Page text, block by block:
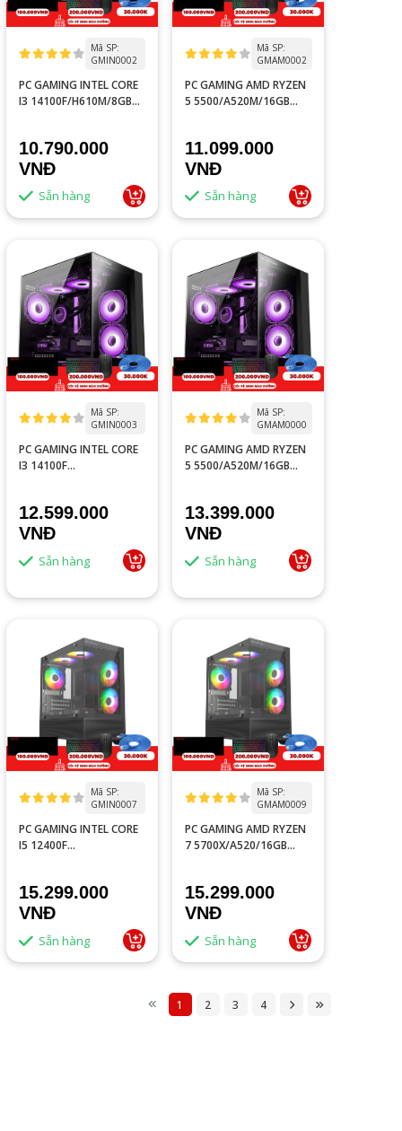
Mã SP:
GMIN0002
PC GAMING INTEL CORE
I3 14100F/H610M/8GB
10.790.000
VNĐ
Sẵn hàng
Mã SP:
GMAM0002
PC GAMING AMD RYZEN
5 5500/A520M/16GB
11.099.000
VNĐ
Sẵn hàng
Mã SP:
GMIN0003
PC GAMING INTEL CORE
I3 14100F
12.599.000
VNĐ
Sẵn hàng
Mã SP:
GMAM0000
PC GAMING AMD RYZEN
5 5500/A520M/16GB
13.399.000
VNĐ
Sẵn hàng
Mã SP:
GMIN0007
PC GAMING INTEL CORE
I5 12400F
15.299.000
VNĐ
Sẵn hàng
Mã SP:
GMAM0009
PC GAMING AMD RYZEN
7 5700X/A520/16GB
15.299.000
VNĐ
Sẵn hàng
1 2 3 4